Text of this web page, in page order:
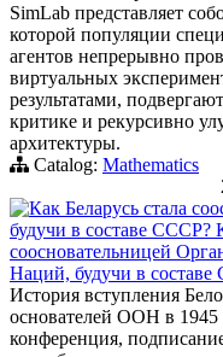
SimLab представляет
которой популяции
агентов непрерывно
виртуальных
результатами,
критике и рекурсивно
архитектуры.
Catalog: Mathematics
Как Беларусь стала
будучи в составе СССР?
соосновательницей
Наций, будучи в
История вступления
основателей ООН в 1945
конференция,